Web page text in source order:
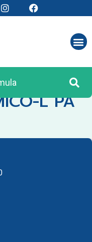
ANALÍTICOS
L PA